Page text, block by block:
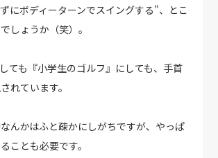
にボディーターンでスイングする”、とこ
しょうか（笑）。
ても『小学生のゴルフ』にしても、手首
れています。
んかはふと疎かにしがちですが、やっぱ
ことも必要です。